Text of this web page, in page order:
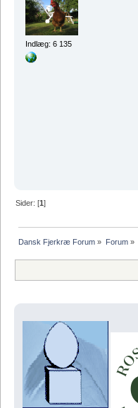
Indlæg: 6 135
Sider: [1]
Dansk Fjerkræ Forum » Forum»